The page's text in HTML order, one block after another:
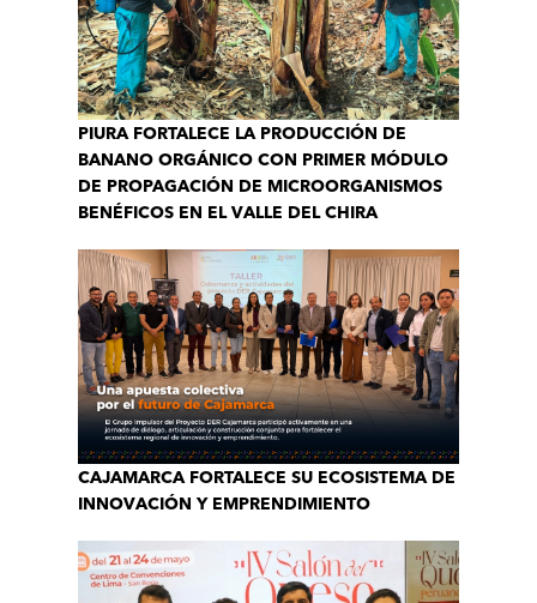
PIURA FORTALECE LA PRODUCCIÓN DE
BANANO ORGÁNICO CON PRIMER MÓDULO
DE PROPAGACIÓN DE MICROORGANISMOS
BENÉFICOS EN EL VALLE DEL CHIRA
CAJAMARCA FORTALECE SU ECOSISTEMA DE
INNOVACIÓN Y EMPRENDIMIENTO